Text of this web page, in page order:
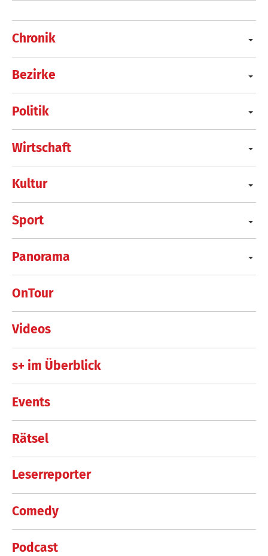
Chronik
Bezirke
Politik
Wirtschaft
Kultur
Sport
Panorama
OnTour
Videos
s+ im Überblick
Events
Rätsel
Leserreporter
Comedy
Podcast